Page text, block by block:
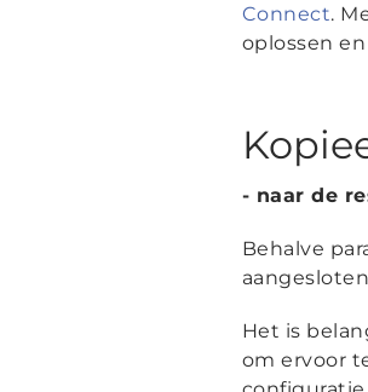
Connect.
oplossen
- naar de
Behalve
Het is
om ervoor